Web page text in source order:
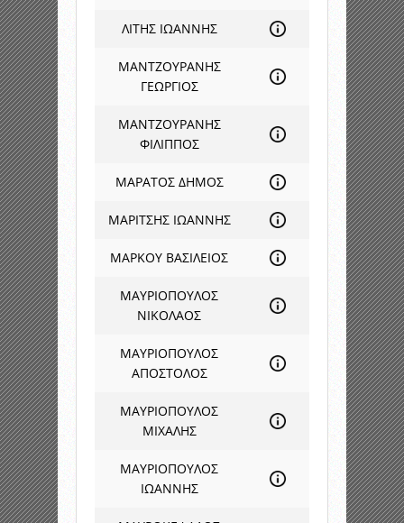
ΛΙΤΗΣ ΙΩΑΝΝΗΣ
ΜΑΝΤΖΟΥΡΑΝΗΣ
ΓΕΩΡΓΙΟΣ
ΜΑΝΤΖΟΥΡΑΝΗΣ
ΦΙΛΙΠΠΟΣ
ΜΑΡΑΤΟΣ ΔΗΜΟΣ
ΜΑΡΙΤΣΗΣ ΙΩΑΝΝΗΣ
ΜΑΡΚΟΥ ΒΑΣΙΛΕΙΟΣ
ΜΑΥΡΙΟΠΟΥΛΟΣ
ΝΙΚΟΛΑΟΣ
ΜΑΥΡΙΟΠΟΥΛΟΣ
ΑΠΟΣΤΟΛΟΣ
ΜΑΥΡΙΟΠΟΥΛΟΣ
ΜΙΧΑΛΗΣ
ΜΑΥΡΙΟΠΟΥΛΟΣ
ΙΩΑΝΝΗΣ